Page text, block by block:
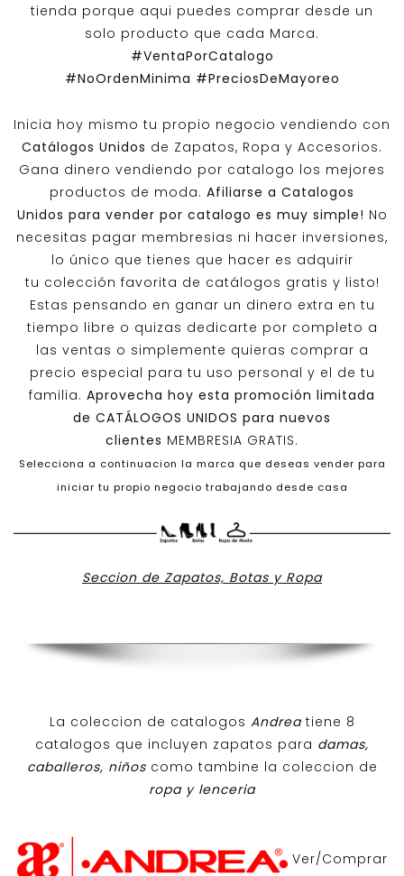
tienda porque aqui puedes comprar desde un
solo producto que cada Marca.
#VentaPorCatalogo
#NoOrdenMinima #PreciosDeMayoreo
Inicia hoy mismo tu propio negocio vendiendo con
Catálogos Unidos de Zapatos, Ropa y Accesorios.
Gana dinero vendiendo por catalogo los mejores
productos de moda. Afiliarse a Catalogos
Unidos para vender por catalogo es muy simple! No
necesitas pagar membresias ni hacer inversiones,
lo único que tienes que hacer es adquirir
tu colección favorita de catálogos gratis y listo!
Estas pensando en ganar un dinero extra en tu
tiempo libre o quizas dedicarte por completo a
las ventas o simplemente quieras comprar a
precio especial para tu uso personal y el de tu
familia. Aprovecha hoy esta promoción limitada
de CATÁLOGOS UNIDOS para nuevos
clientes MEMBRESIA GRATIS.
Selecciona a continuacion la marca que deseas vender para
iniciar tu propio negocio trabajando desde casa
Seccion de Zapatos, Botas y Ropa
La coleccion de catalogos Andreatiene 8
catalogos que incluyen zapatos para damas,
caballeros, niños como tambine la coleccion de
ropa y lenceria
Ver/Comprar